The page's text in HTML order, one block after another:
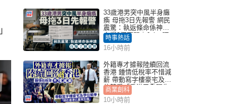
33歲港男突中風半身癱
瘓 母拖3日先報警 網民
震驚：執返條命係神蹟
自爆2個惡習｜Juicy叮
時事熱話
16小時前
外籍專才據報陸續回流
香港 鍾情低稅率不惜減
薪 帶動寫字樓豪宅及學
位競爭「香港已重現生
機」
商業創科
10小時前